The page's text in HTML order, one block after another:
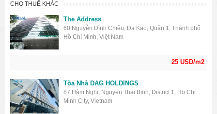
CHO THUÊ KHÁC
25 USD/m2
The Address
60 Nguyễn Đình Chiểu, Đa Kao, Quận 1, Thành phố
Hồ Chí Minh, Việt Nam
Tòa Nhà DAG HOLDINGS
87 Hàm Nghi, Nguyen Thai Binh, District 1, Ho Chi
Minh City, Vietnam